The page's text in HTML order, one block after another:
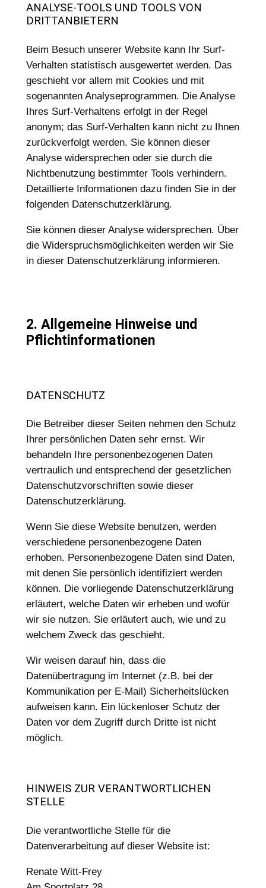
ANALYSE-TOOLS UND TOOLS VON
DRITTANBIETERN
Beim Besuch unserer Website kann Ihr Surf-
Verhalten statistisch ausgewertet werden. Das
geschieht vor allem mit Cookies und mit
sogenannten Analyseprogrammen. Die Analyse
Ihres Surf-Verhaltens erfolgt in der Regel
anonym; das Surf-Verhalten kann nicht zu Ihnen
zurückverfolgt werden. Sie können dieser
Analyse widersprechen oder sie durch die
Nichtbenutzung bestimmter Tools verhindern.
Detaillierte Informationen dazu finden Sie in der
folgenden Datenschutzerklärung.
Sie können dieser Analyse widersprechen. Über
die Widerspruchsmöglichkeiten werden wir Sie
in dieser Datenschutzerklärung informieren.
2. Allgemeine Hinweise und
Pflichtinformationen
DATENSCHUTZ
Die Betreiber dieser Seiten nehmen den Schutz
Ihrer persönlichen Daten sehr ernst. Wir
behandeln Ihre personenbezogenen Daten
vertraulich und entsprechend der gesetzlichen
Datenschutzvorschriften sowie dieser
Datenschutzerklärung.
Wenn Sie diese Website benutzen, werden
verschiedene personenbezogene Daten
erhoben. Personenbezogene Daten sind Daten,
mit denen Sie persönlich identifiziert werden
können. Die vorliegende Datenschutzerklärung
erläutert, welche Daten wir erheben und wofür
wir sie nutzen. Sie erläutert auch, wie und zu
welchem Zweck das geschieht.
Wir weisen darauf hin, dass die
Datenübertragung im Internet (z.B. bei der
Kommunikation per E-Mail) Sicherheitslücken
aufweisen kann. Ein lückenloser Schutz der
Daten vor dem Zugriff durch Dritte ist nicht
möglich.
HINWEIS ZUR VERANTWORTLICHEN
STELLE
Die verantwortliche Stelle für die
Datenverarbeitung auf dieser Website ist:
Renate Witt-Frey